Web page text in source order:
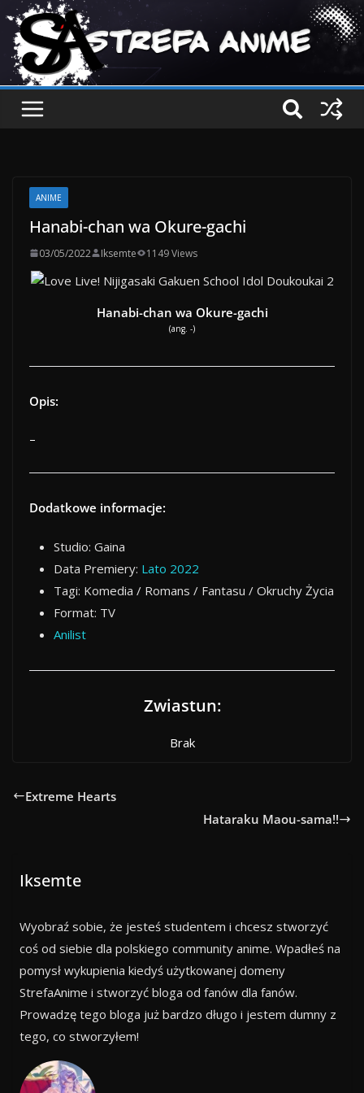
ANIME
Hanabi-chan wa Okure-gachi
03/05/2022 Iksemte 1149 Views
Hanabi-chan wa Okure-gachi
(ang. -)
Opis:
–
Dodatkowe informacje:
Studio: Gaina
Data Premiery: Lato 2022
Tagi: Komedia / Romans / Fantasu / Okruchy Życia
Format: TV
Anilist
Zwiastun:
Brak
Extreme Hearts
Hataraku Maou-sama!!
Iksemte
Wyobraź sobie, że jesteś studentem i chcesz stworzyć
coś od siebie dla polskiego community anime. Wpadłeś na
pomysł wykupienia kiedyś użytkowanej domeny
StrefaAnime i stworzyć bloga od fanów dla fanów.
Prowadzę tego bloga już bardzo długo i jestem dumny z
tego, co stworzyłem!